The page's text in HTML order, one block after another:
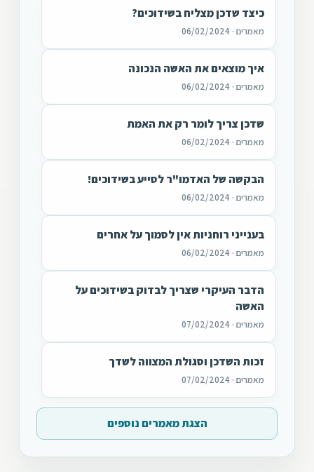
כיצד שדכן מצליח בשידוכים?
מאמרים · 06/02/2024
איך מוצאים את האשה הנכונה
מאמרים · 06/02/2024
שדכן צריך לומר רק את האמת
מאמרים · 06/02/2024
הבקשה של האדמו"ר לסייע בשידוכים!
מאמרים · 06/02/2024
בענייני רוחניות אין לסמוך על אחרים
מאמרים · 06/02/2024
הדבר העיקרי שצריך לבדוק בשידוכים על
האשה
מאמרים · 07/02/2024
זכות השדכן וסגולת המצווה לשדך
מאמרים · 07/02/2024
הצגת מאמרים נוספים